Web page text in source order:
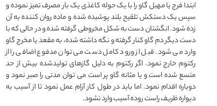
ابتدا فرج یا مهبل گاو را با یک حوله کاغذی یک بار مصرف تمیز نموده و
سپس یک دستکش تلقیح بلند پوشیده شده و ماده روان کننده به آن
زده شود. انگشتان دست به شکل مخروطی گرفته شده و در حالی که با
دست دیگر دم گاو کنار گرفته و نگه داشته شده، به مقعد یا مخرج گاو
وارد می شود. قبل از ورود کامل دست می توان مدفوع اضافی را از
رکتوم خارج نمود. اگر رکتوم به دلیل گازهای تولیدشده بیش از حد
متسع شده است و یا مثانه گاو پر است می توان مدتی را صبر نمود و
دوباره اقدام نمود. اما باید در طول کار آرام عمل نمود تا از آسیب به
دیواره ظریف راست روده آسیب وارد نشود.